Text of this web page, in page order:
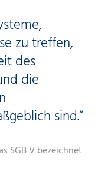
zu treffen,
des
die
sind.“
SGB V bezeichnet